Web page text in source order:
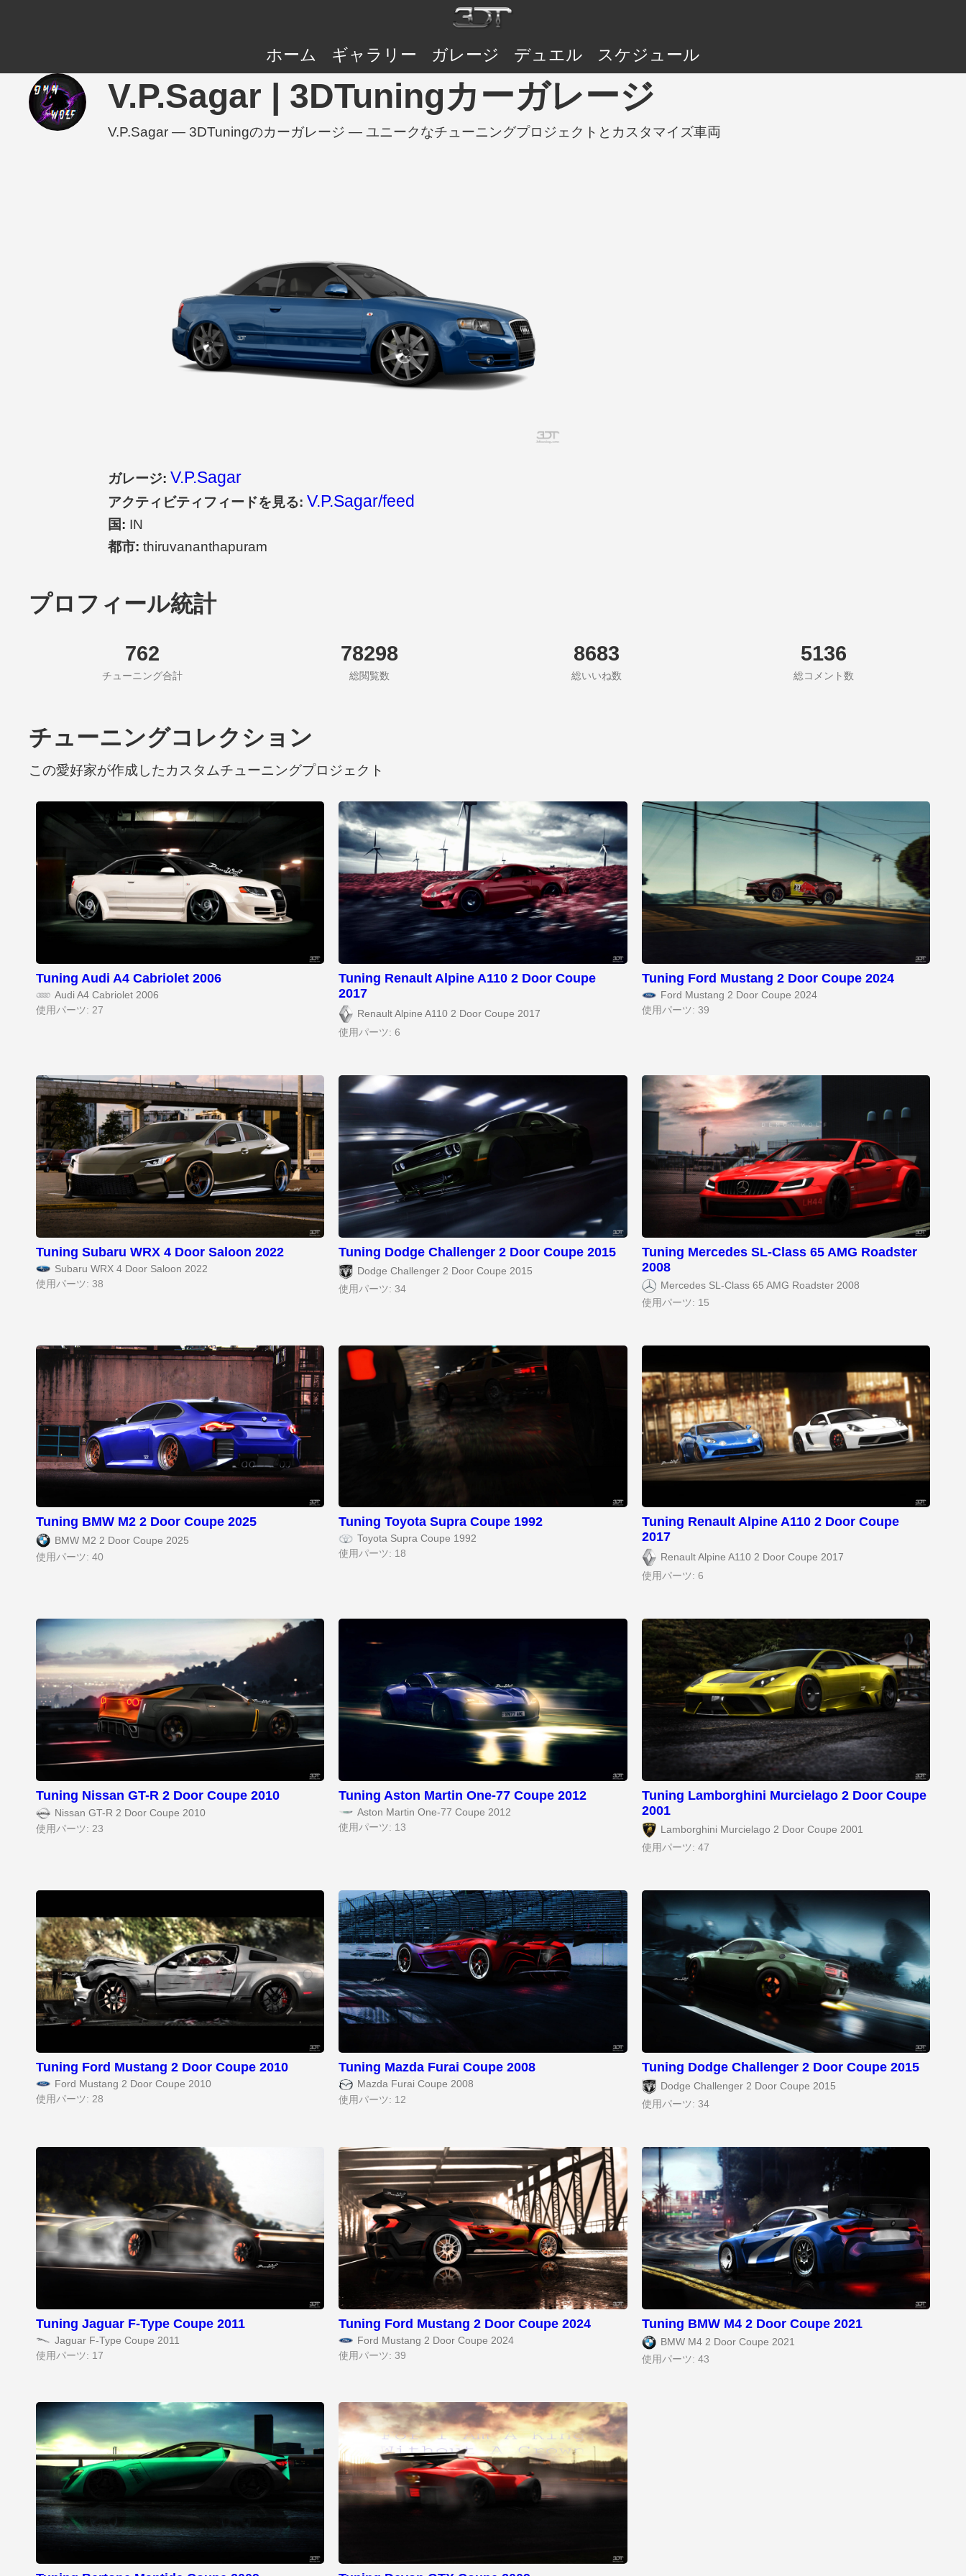
ホーム ギャラリー ガレージ デュエル スケジュール
V.P.Sagar | 3DTuningカーガレージ
V.P.Sagar — 3DTuningのカーガレージ — ユニークなチューニングプロジェクトとカスタマイズ車両
ガレージ: V.P.Sagar
アクティビティフィードを見る: V.P.Sagar/feed
国: IN
都市: thiruvananthapuram
プロフィール統計
762
チューニング合計
78298
総閲覧数
8683
総いいね数
5136
総コメント数
チューニングコレクション
この愛好家が作成したカスタムチューニングプロジェクト
Tuning Audi A4 Cabriolet 2006
Audi A4 Cabriolet 2006
使用パーツ: 27
Tuning Renault Alpine A110 2 Door Coupe
2017
Renault Alpine A110 2 Door Coupe 2017
使用パーツ: 6
Tuning Ford Mustang 2 Door Coupe 2024
Ford Mustang 2 Door Coupe 2024
使用パーツ: 39
Tuning Subaru WRX 4 Door Saloon 2022
Subaru WRX 4 Door Saloon 2022
使用パーツ: 38
Tuning Dodge Challenger 2 Door Coupe 2015
Dodge Challenger 2 Door Coupe 2015
使用パーツ: 34
Tuning Mercedes SL-Class 65 AMG Roadster
2008
Mercedes SL-Class 65 AMG Roadster 2008
使用パーツ: 15
Tuning BMW M2 2 Door Coupe 2025
BMW M2 2 Door Coupe 2025
使用パーツ: 40
Tuning Toyota Supra Coupe 1992
Toyota Supra Coupe 1992
使用パーツ: 18
Tuning Renault Alpine A110 2 Door Coupe
2017
Renault Alpine A110 2 Door Coupe 2017
使用パーツ: 6
Tuning Nissan GT-R 2 Door Coupe 2010
Nissan GT-R 2 Door Coupe 2010
使用パーツ: 23
Tuning Aston Martin One-77 Coupe 2012
Aston Martin One-77 Coupe 2012
使用パーツ: 13
Tuning Lamborghini Murcielago 2 Door Coupe
2001
Lamborghini Murcielago 2 Door Coupe 2001
使用パーツ: 47
Tuning Ford Mustang 2 Door Coupe 2010
Ford Mustang 2 Door Coupe 2010
使用パーツ: 28
Tuning Mazda Furai Coupe 2008
Mazda Furai Coupe 2008
使用パーツ: 12
Tuning Dodge Challenger 2 Door Coupe 2015
Dodge Challenger 2 Door Coupe 2015
使用パーツ: 34
Tuning Jaguar F-Type Coupe 2011
Jaguar F-Type Coupe 2011
使用パーツ: 17
Tuning Ford Mustang 2 Door Coupe 2024
Ford Mustang 2 Door Coupe 2024
使用パーツ: 39
Tuning BMW M4 2 Door Coupe 2021
BMW M4 2 Door Coupe 2021
使用パーツ: 43